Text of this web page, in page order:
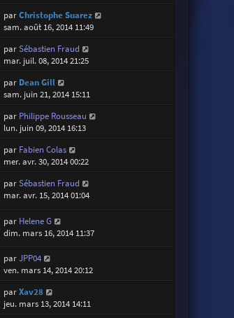
parChristophe Suarez
sam. août 16, 2014 11:49
parSébastien Fraud
mar. juil. 08, 2014 21:25
par Dean Gill
sam. juin 21, 2014 15:11
par Philippe Rousseau
lun. juin 09, 2014 16:13
par Fabien Colas
mer. avr. 30, 2014 00:22
parSébastien Fraud
mar. avr. 15, 2014 01:04
par Helene G
dim. mars 16, 2014 11:37
parJPP04
ven. mars 14, 2014 20:12
parXav28
jeu. mars 13, 2014 14:11